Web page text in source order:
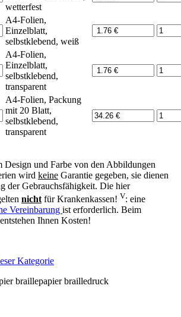
wetterfest
A4-Folien,
Einzelblatt,
selbstklebend, weiß
A4-Folien,
Einzelblatt,
selbstklebend,
transparent
A4-Folien, Packung
mit 20 Blatt,
selbstklebend,
transparent
Design und Farbe von den Abbildungen
wird keine Garantie gegeben, sie dienen
der Gebrauchsfähigkeit. Die hier
nicht für Krankenkassen! V: eine
Vereinbarung ist erforderlich. Beim
Ihnen Kosten!
Kategorie
braillepapierbrailledruck